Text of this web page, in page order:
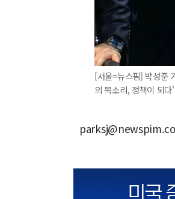
[서울=뉴스핌] 박성준
의 목소리, 정책이 되